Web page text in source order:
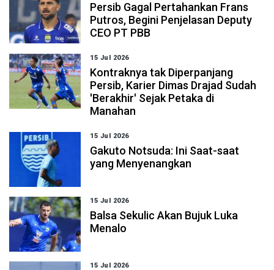
Persib Gagal Pertahankan Frans
Putros, Begini Penjelasan Deputy
CEO PT PBB
15 Jul 2026
Kontraknya tak Diperpanjang
Persib, Karier Dimas Drajad Sudah
'Berakhir' Sejak Petaka di
Manahan
15 Jul 2026
Gakuto Notsuda: Ini Saat-saat
yang Menyenangkan
15 Jul 2026
Balsa Sekulic Akan Bujuk Luka
Menalo
15 Jul 2026